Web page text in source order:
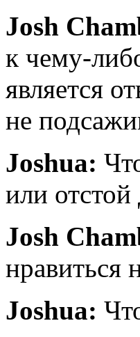
Josh
к чему-
является
не
Joshua:
или отстой
Josh
нравиться
Joshua: